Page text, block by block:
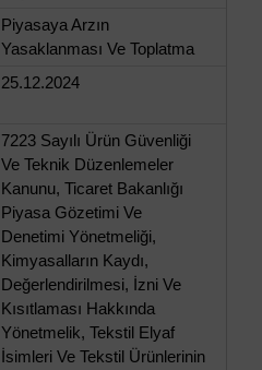
Piyasaya Arzın
Yasaklanması Ve Toplatma
25.12.2024
7223 Sayılı Ürün Güvenliği
Ve Teknik Düzenlemeler
Kanunu, Ticaret Bakanlığı
Piyasa Gözetimi Ve
Denetimi Yönetmeliği,
Kimyasalların Kaydı,
Değerlendirilmesi, İzni Ve
Kısıtlaması Hakkında
Yönetmelik, Tekstil Elyaf
İsimleri Ve Tekstil Ürünlerinin